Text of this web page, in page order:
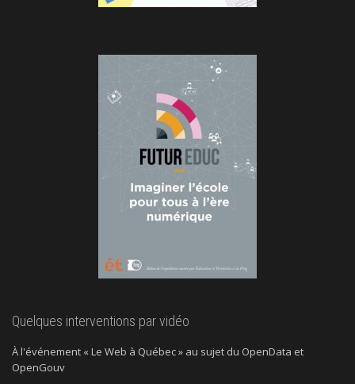
Quelques interventions par vidéo
À l'événement « Le Web à Québec » au sujet du OpenData et
OpenGouv